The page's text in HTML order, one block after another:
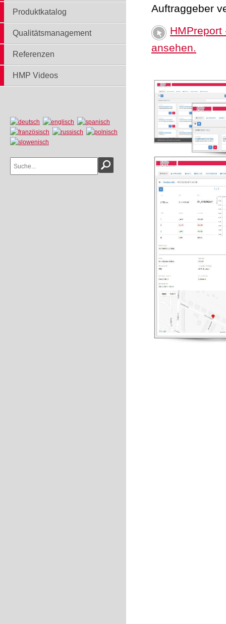
Produktkatalog
Qualitätsmanagement
Referenzen
HMP Videos
Auftraggeber
ansehen.